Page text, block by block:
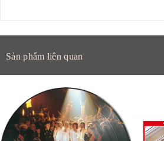
Sản phẩm liên quan